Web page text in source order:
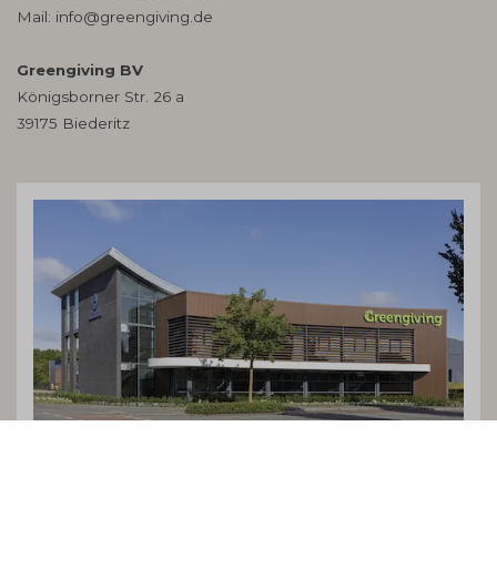
Mail: info@greengiving.de
Greengiving BV
Königsborner Str. 26 a
39175 Biederitz